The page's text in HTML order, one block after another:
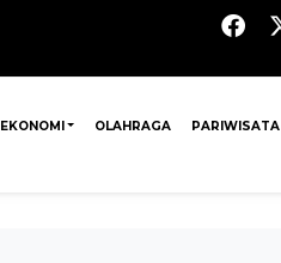
EKONOMI OLAHRAGA PARIWISATA